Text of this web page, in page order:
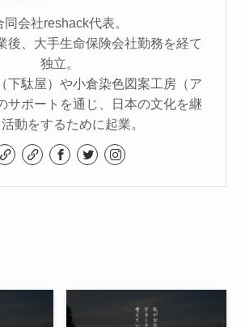
同会社reshack代表。
後、大手生命保険会社勤務を経て
独立。
下駄屋）や小倉染色図案工房（ア
サポートを通じ、日本の文化を継
動をするために起業。